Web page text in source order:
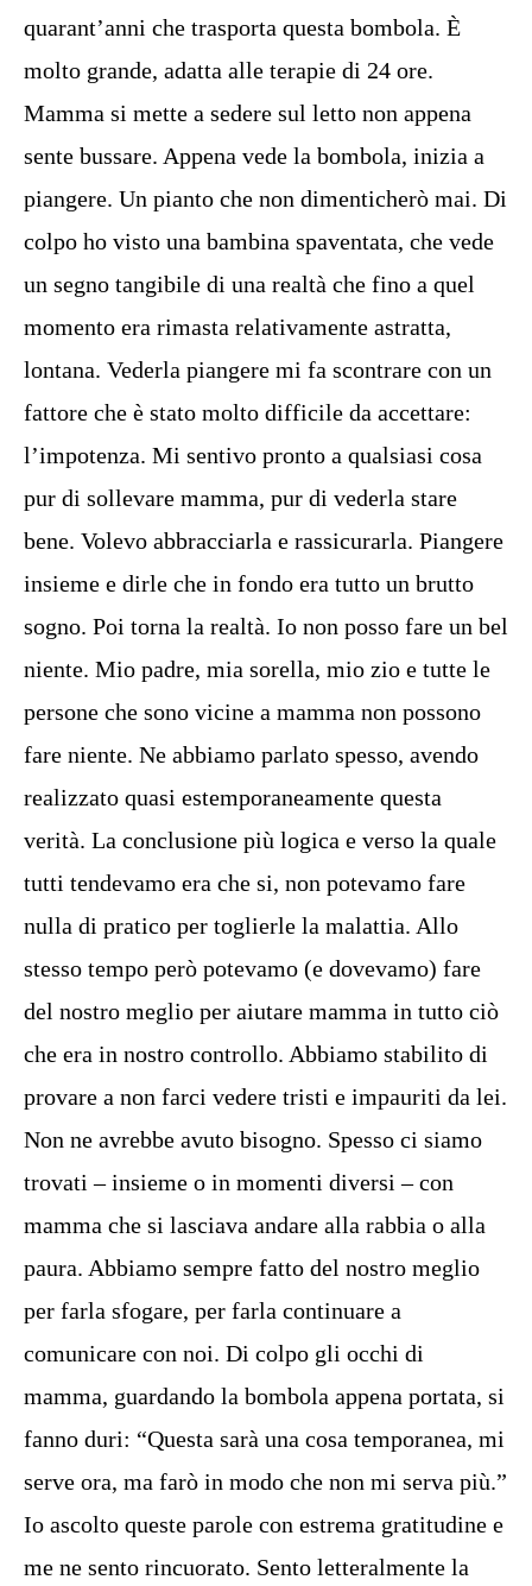
quarant’anni che trasporta questa bombola. È
molto grande, adatta alle terapie di 24 ore.
Mamma si mette a sedere sul letto non appena
sente bussare. Appena vede la bombola, inizia a
piangere. Un pianto che non dimenticherò mai. Di
colpo ho visto una bambina spaventata, che vede
un segno tangibile di una realtà che fino a quel
momento era rimasta relativamente astratta,
lontana. Vederla piangere mi fa scontrare con un
fattore che è stato molto difficile da accettare:
l’impotenza. Mi sentivo pronto a qualsiasi cosa
pur di sollevare mamma, pur di vederla stare
bene. Volevo abbracciarla e rassicurarla. Piangere
insieme e dirle che in fondo era tutto un brutto
sogno. Poi torna la realtà. Io non posso fare un bel
niente. Mio padre, mia sorella, mio zio e tutte le
persone che sono vicine a mamma non possono
fare niente. Ne abbiamo parlato spesso, avendo
realizzato quasi estemporaneamente questa
verità. La conclusione più logica e verso la quale
tutti tendevamo era che si, non potevamo fare
nulla di pratico per toglierle la malattia. Allo
stesso tempo però potevamo (e dovevamo) fare
del nostro meglio per aiutare mamma in tutto ciò
che era in nostro controllo. Abbiamo stabilito di
provare a non farci vedere tristi e impauriti da lei.
Non ne avrebbe avuto bisogno. Spesso ci siamo
trovati – insieme o in momenti diversi – con
mamma che si lasciava andare alla rabbia o alla
paura. Abbiamo sempre fatto del nostro meglio
per farla sfogare, per farla continuare a
comunicare con noi. Di colpo gli occhi di
mamma, guardando la bombola appena portata, si
fanno duri: “Questa sarà una cosa temporanea, mi
serve ora, ma farò in modo che non mi serva più.”
Io ascolto queste parole con estrema gratitudine e
me ne sento rincuorato. Sento letteralmente la